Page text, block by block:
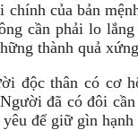
chính của bản
cần phải lo
thành quả
độc thân có cơ
đã có đôi
để giữ gìn hạnh